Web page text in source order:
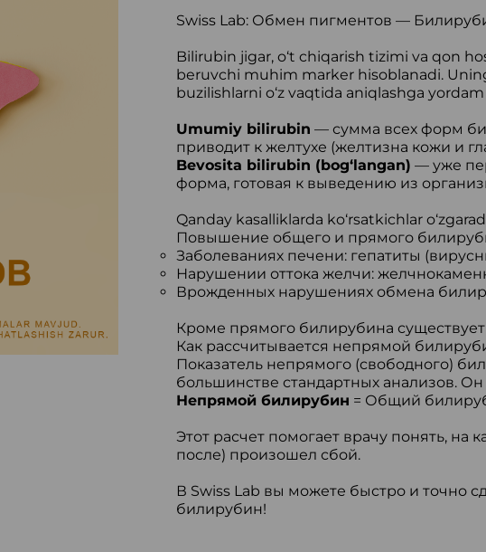
Swiss Lab: Обмен пигментов —
Bilirubin jigar, o‘t chiqarish tizimi va qon
beruvchi muhim marker hisoblanadi.
buzilishlarni o‘z vaqtida aniqlashga
Umumiy bilirubin — сумма всех форм
приводит к желтухе (желтизна кожи и
Bevosita bilirubin (bog‘langan) — уже
форма, готовая к выведению из
Qanday kasalliklarda ko‘rsatkichlar
Повышение общего и прямого
Заболеваниях печени: гепатиты
Нарушении оттока желчи:
Врожденных нарушениях обмена
Кроме прямого билирубина
Как рассчитывается непрямой
Показатель непрямого (свободного)
большинстве стандартных анализов.
Непрямой билирубин = Общий
Этот расчет помогает врачу понять, на
после) произошел сбой.
В Swiss Lab вы можете быстро и точно
билирубин!